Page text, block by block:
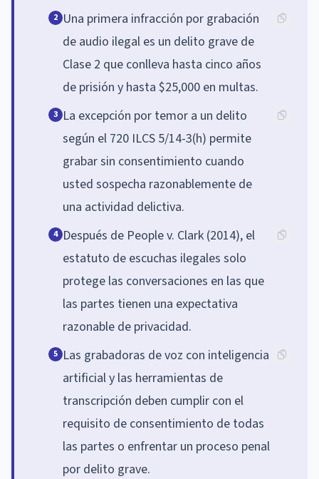
2 Una primera infracción por grabación
de audio ilegal es un delito grave de
Clase 2 que conlleva hasta cinco años
de prisión y hasta $25,000 en multas.
3 La excepción por temor a un delito
según el 720 ILCS 5/14-3(h) permite
grabar sin consentimiento cuando
usted sospecha razonablemente de
una actividad delictiva.
4 Después de People v. Clark (2014), el
estatuto de escuchas ilegales solo
protege las conversaciones en las que
las partes tienen una expectativa
razonable de privacidad.
5 Las grabadoras de voz con inteligencia
artificial y las herramientas de
transcripción deben cumplir con el
requisito de consentimiento de todas
las partes o enfrentar un proceso penal
por delito grave.